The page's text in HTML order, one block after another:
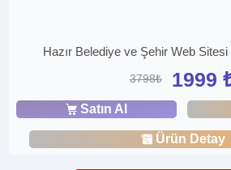
Hazır Belediye ve Şehir Web
3798₺ 1999
Satın Al
Ürün Detay